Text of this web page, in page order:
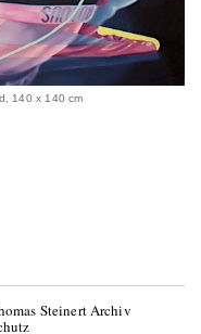
140 x 140 cm
Steinert Archiv